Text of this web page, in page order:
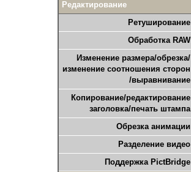
Редактирование
Ретуширование
Обработка RAW
Изменение размера/обрезка/
изменение соотношения сторон
/выравнивание
Копирование/редактирование
заголовка/печать штампа
Обрезка анимации
Разделение видео
Поддержка PictBridge